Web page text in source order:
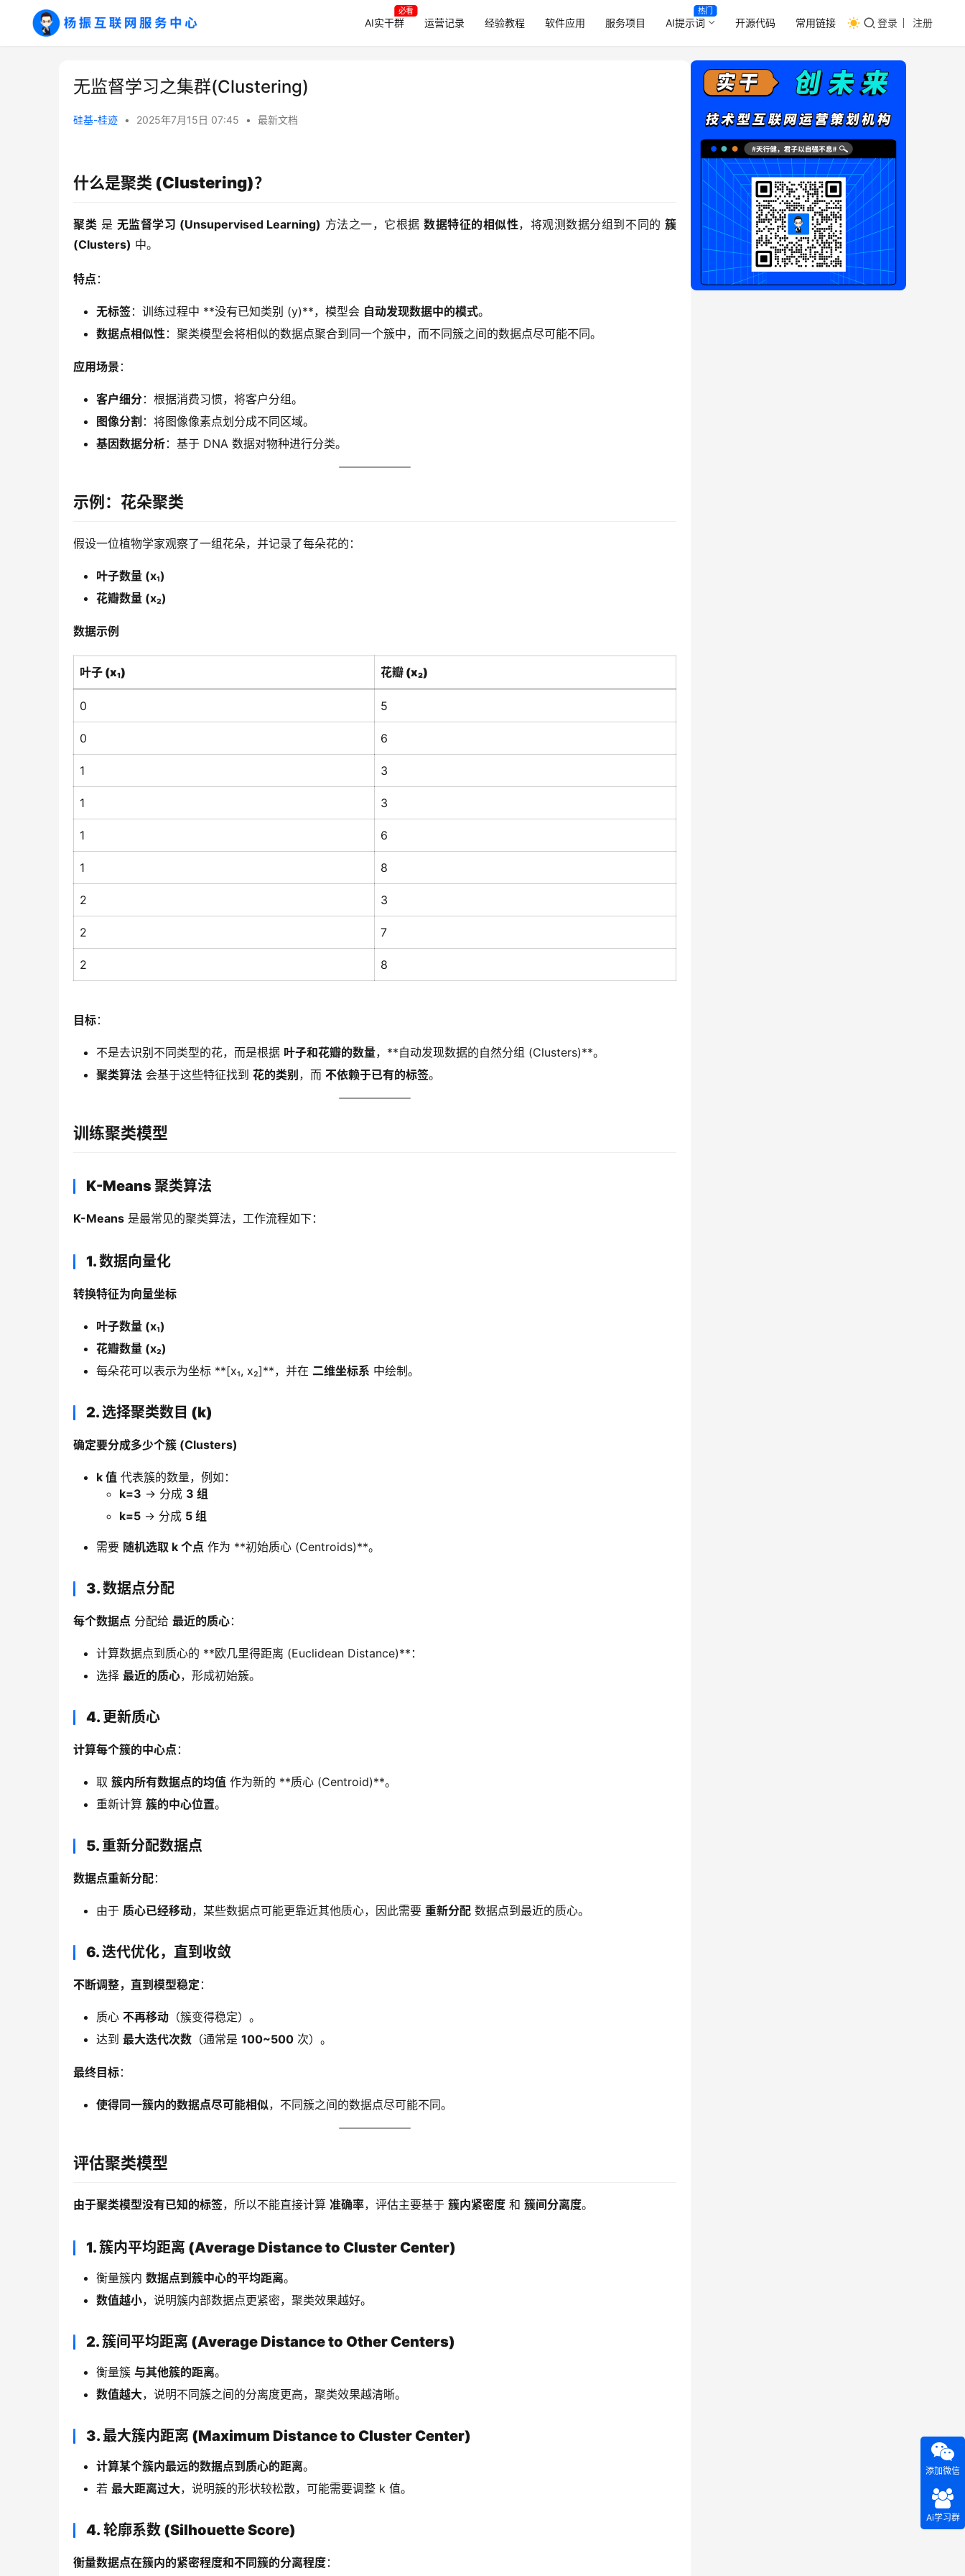
AI实干群
必看
运营记录 经验教程 软件应用 服务项目 AI提示词
热门
开源代码 常用链接 登录 注册
无监督学习之集群(Clustering)
硅基-桂迹 • 2025年7月15日 07:45 • 最新文档
什么是聚类 (Clustering)？
聚类 是 无监督学习 (Unsupervised Learning) 方法之一，它根据 数据特征的相似性，将观测数据分组到不同的 簇
(Clusters) 中。
特点 ：
无标签：训练过程中 **没有已知类别 (y)**，模型会 自动发现数据中的模式。
数据点相似性：聚类模型会将相似的数据点聚合到同一个簇中，而不同簇之间的数据点尽可能不同。
应用场景 ：
客户细分：根据消费习惯，将客户分组。
图像分割 ：将图像像素点划分成不同区域。
基因数据分析：基于 DNA 数据对物种进行分类。
示例：花朵聚类
假设一位植物学家观察了一组花朵，并记录了每朵花的：
叶子数量 (x₁)
花瓣数量 (x₂)
数据示例
叶子 (x₁) 花瓣 (x₂)
0 5
0 6
1 3
1 3
1 6
1 8
2 3
2 7
2 8
目标：
不是去识别不同类型的花，而是根据 叶子和花瓣的数量，**自动发现数据的自然分组 (Clusters)**。
聚类算法 会基于这些特征找到 花的类别 ，而 不依赖于已有的标签。
训练聚类模型
K-Means 聚类算法
K-Means 是最常见的聚类算法，工作流程如下：
1. 数据向量化
转换特征为向量坐标
叶子数量 (x₁)
花瓣数量 (x₂)
每朵花可以表示为坐标 **[x₁, x₂]**，并在 二维坐标系 中绘制。
2. 选择聚类数目 (k)
确定要分成多少个簇 (Clusters)
k 值 代表簇的数量，例如：
k=3 → 分成 3 组
k=5 → 分成 5 组
需要 随机选取 k 个点 作为 **初始质心 (Centroids)**。
3. 数据点分配
每个数据点 分配给 最近的质心：
计算数据点到质心的 **欧几里得距离 (Euclidean Distance)**：
选择 最近的质心，形成初始簇。
4. 更新质心
计算每个簇的中心点 ：
取 簇内所有数据点的均值 作为新的 **质心 (Centroid)**。
重新计算 簇的中心位置。
5. 重新分配数据点
数据点重新分配：
由于 质心已经移动，某些数据点可能更靠近其他质心，因此需要 重新分配 数据点到最近的质心。
6. 迭代优化，直到收敛
不断调整，直到模型稳定 ：
质心 不再移动 （簇变得稳定）。
达到 最大迭代次数 （通常是 100~500 次）。
最终目标：
使得同一簇内的数据点尽可能相似，不同簇之间的数据点尽可能不同。
评估聚类模型
由于聚类模型没有已知的标签，所以不能直接计算 准确率，评估主要基于 簇内紧密度 和 簇间分离度。
1. 簇内平均距离 (Average Distance to Cluster Center)
衡量簇内 数据点到簇中心的平均距离。
数值越小，说明簇内部数据点更紧密，聚类效果越好。
2. 簇间平均距离 (Average Distance to Other Centers)
衡量簇 与其他簇的距离。
数值越大，说明不同簇之间的分离度更高，聚类效果越清晰。
3. 最大簇内距离 (Maximum Distance to Cluster Center)
计算某个簇内最远的数据点到质心的距离。
若 最大距离过大，说明簇的形状较松散，可能需要调整 k 值。
4. 轮廓系数 (Silhouette Score)
衡量数据点在簇内的紧密程度和不同簇的分离程度：
添加微信
Ai学习群